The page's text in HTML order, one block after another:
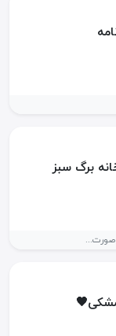
برگ سبز
صورت...
مشکی🖤